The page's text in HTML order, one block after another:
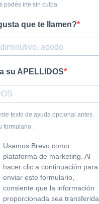
podés irte sin culpa.
que te llamen?
su APELLIDOS
texto de ayuda opcional antes
formulario.
Usamos Brevo como
plataforma de marketing. Al
hacer clic a continuación para
enviar este formulario,
consiente que la información
proporcionada sea transferida